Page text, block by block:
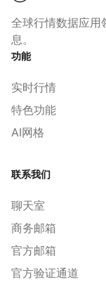
全球行情数据应用
息。
功能
实时行情
特色功能
AI网格
联系我们
聊天室
商务邮箱
官方邮箱
官方验证通道